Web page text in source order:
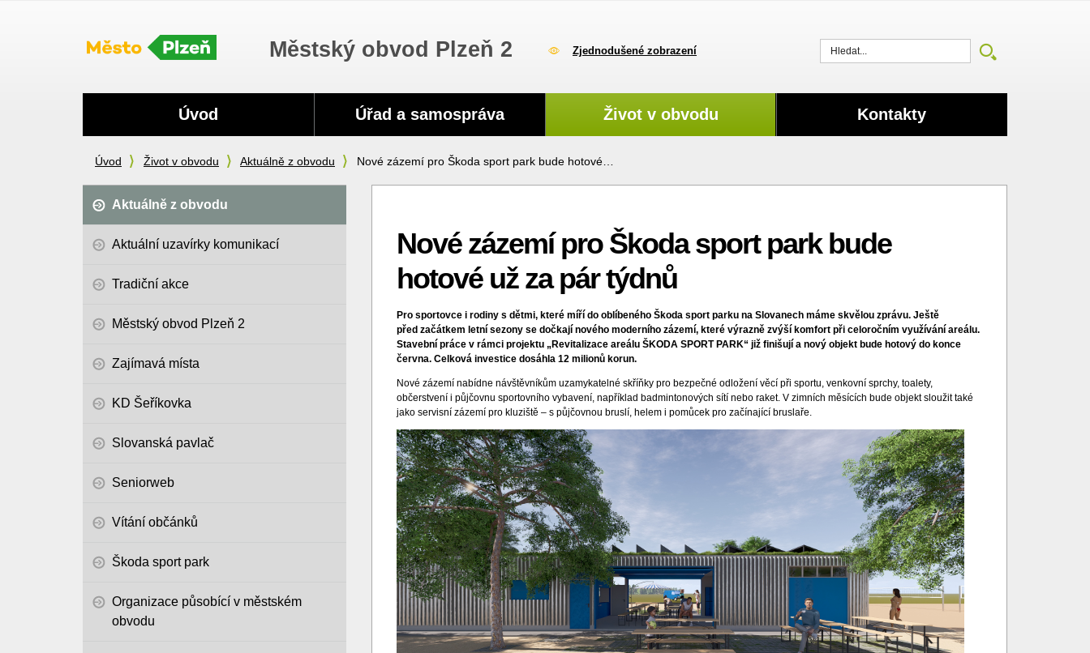
Městský obvod Plzeň 2 Zjednodušené zobrazení
Úvod Život v obvodu Aktuálně z obvodu Nové zázemí pro Škoda sport park bude hotové…
Nové zázemí pro Škoda sport park bude
hotové už za pár týdnů
Pro sportovce i rodiny s dětmi, které míří do oblíbeného Škoda sport parku na Slovanech máme skvělou zprávu. Ještě
před začátkem letní sezony se dočkají nového moderního zázemí, které výrazně zvýší komfort při celoročním využívání areálu.
Stavební práce v rámci projektu „Revitalizace areálu ŠKODA SPORT PARK“ již finišují a nový objekt bude hotový do konce
června. Celková investice dosáhla 12 milionů korun.
Nové zázemí nabídne návštěvníkům uzamykatelné skříňky pro bezpečné odložení věcí při sportu, venkovní sprchy, toalety,
občerstvení i půjčovnu sportovního vybavení, například badmintonových sítí nebo raket. V zimních měsících bude objekt sloužit také
jako servisní zázemí pro kluziště – s půjčovnou bruslí, helem i pomůcek pro začínající bruslaře.
Aktuálně z obvodu
Aktuální uzavírky komunikací
Tradiční akce
Městský obvod Plzeň 2
Zajímavá místa
KD Šeříkovka
Slovanská pavlač
Seniorweb
Vítání občánků
Škoda sport park
Organizace působící v městském
obvodu
Úvod Úřad a samospráva Život v obvodu Kontakty